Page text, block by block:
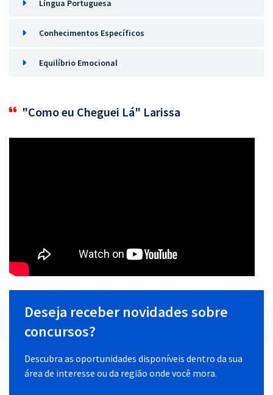
Língua Portuguesa
Conhecimentos Específicos
Equilíbrio Emocional
"Como eu Cheguei Lá" Larissa
Deseja receber novidades sobre
concursos?
Descubra as oportunidades disponíveis dentro da sua
área de interesse ou da região onde você mora.